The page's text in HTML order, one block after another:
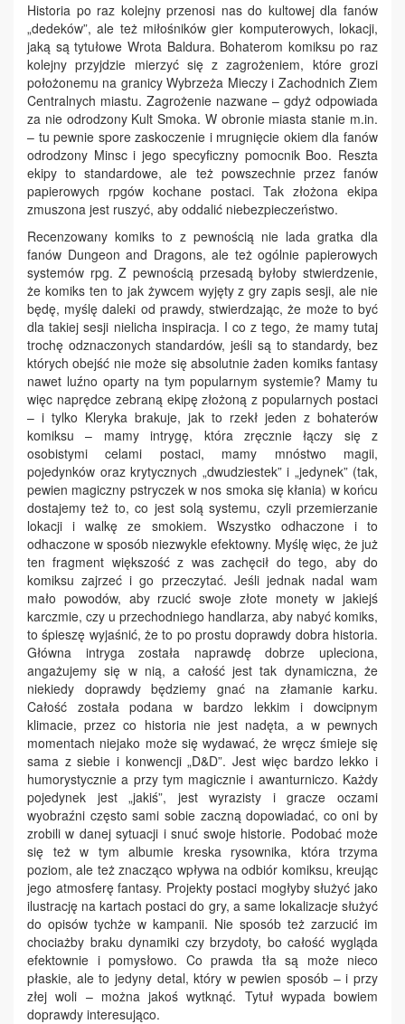
Historia po raz kolejny przenosi nas do kultowej dla fanów
„dedeków”, ale też miłośników gier komputerowych, lokacji,
jaką są tytułowe Wrota Baldura. Bohaterom komiksu po raz
kolejny przyjdzie mierzyć się z zagrożeniem, które grozi
położonemu na granicy Wybrzeża Mieczy i Zachodnich Ziem
Centralnych miastu. Zagrożenie nazwane – gdyż odpowiada
za nie odrodzony Kult Smoka. W obronie miasta stanie m.in.
– tu pewnie spore zaskoczenie i mrugnięcie okiem dla fanów
odrodzony Minsc i jego specyficzny pomocnik Boo. Reszta
ekipy to standardowe, ale też powszechnie przez fanów
papierowych rpgów kochane postaci. Tak złożona ekipa
zmuszona jest ruszyć, aby oddalić niebezpieczeństwo.
Recenzowany komiks to z pewnością nie lada gratka dla
fanów Dungeon and Dragons, ale też ogólnie papierowych
systemów rpg. Z pewnością przesadą byłoby stwierdzenie,
że komiks ten to jak żywcem wyjęty z gry zapis sesji, ale nie
będę, myślę daleki od prawdy, stwierdzając, że może to być
dla takiej sesji nielicha inspiracja. I co z tego, że mamy tutaj
trochę odznaczonych standardów, jeśli są to standardy, bez
których obejść nie może się absolutnie żaden komiks fantasy
nawet luźno oparty na tym popularnym systemie? Mamy tu
więc naprędce zebraną ekipę złożoną z popularnych postaci
– i tylko Kleryka brakuje, jak to rzekł jeden z bohaterów
komiksu – mamy intrygę, która zręcznie łączy się z
osobistymi celami postaci, mamy mnóstwo magii,
pojedynków oraz krytycznych „dwudziestek” i „jedynek” (tak,
pewien magiczny pstryczek w nos smoka się kłania) w końcu
dostajemy też to, co jest solą systemu, czyli przemierzanie
lokacji i walkę ze smokiem. Wszystko odhaczone i to
odhaczone w sposób niezwykle efektowny. Myślę więc, że już
ten fragment większość z was zachęcił do tego, aby do
komiksu zajrzeć i go przeczytać. Jeśli jednak nadal wam
mało powodów, aby rzucić swoje złote monety w jakiejś
karczmie, czy u przechodniego handlarza, aby nabyć komiks,
to śpieszę wyjaśnić, że to po prostu doprawdy dobra historia.
Główna intryga została naprawdę dobrze upleciona,
angażujemy się w nią, a całość jest tak dynamiczna, że
niekiedy doprawdy będziemy gnać na złamanie karku.
Całość została podana w bardzo lekkim i dowcipnym
klimacie, przez co historia nie jest nadęta, a w pewnych
momentach niejako może się wydawać, że wręcz śmieje się
sama z siebie i konwencji „D&D”. Jest więc bardzo lekko i
humorystycznie a przy tym magicznie i awanturniczo. Każdy
pojedynek jest „jakiś”, jest wyrazisty i gracze oczami
wyobraźni często sami sobie zaczną dopowiadać, co oni by
zrobili w danej sytuacji i snuć swoje historie. Podobać może
się też w tym albumie kreska rysownika, która trzyma
poziom, ale też znacząco wpływa na odbiór komiksu, kreując
jego atmosferę fantasy. Projekty postaci mogłyby służyć jako
ilustrację na kartach postaci do gry, a same lokalizacje służyć
do opisów tychże w kampanii. Nie sposób też zarzucić im
chociażby braku dynamiki czy brzydoty, bo całość wygląda
efektownie i pomysłowo. Co prawda tła są może nieco
płaskie, ale to jedyny detal, który w pewien sposób – i przy
złej woli – można jakoś wytknąć. Tytuł wypada bowiem
doprawdy interesująco.